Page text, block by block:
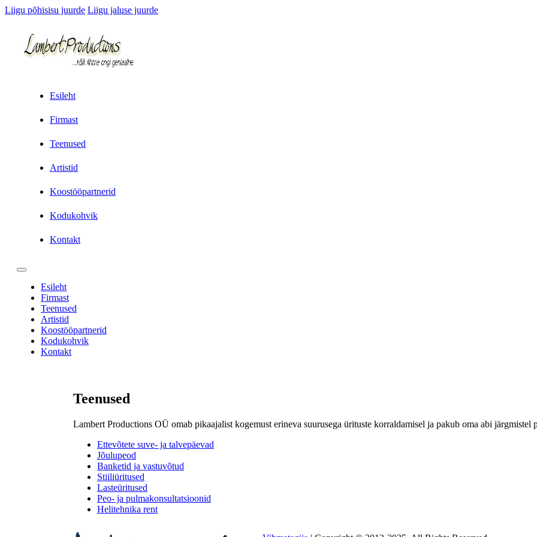
Liigu põhisisu juurde Liigu jaluse juurde
Esileht
Firmast
Teenused
Artistid
Koostööpartnerid
Kodukohvik
Kontakt
Esileht
Firmast
Teenused
Artistid
Koostööpartnerid
Kodukohvik
Kontakt
Teenused
Lambert Productions OÜ omab pikaajalist kogemust erineva suurusega ürituste korraldamisel ja pakub oma abi järgmistel
Ettevõtete suve- ja talvepäevad
Jõulupeod
Banketid ja vastuvõtud
Stiiliüritused
Lasteüritused
Peo- ja pulmakonsultatsioonid
Helitehnika rent